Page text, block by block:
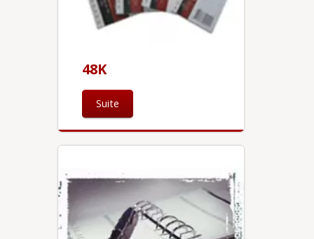
48K
Suite